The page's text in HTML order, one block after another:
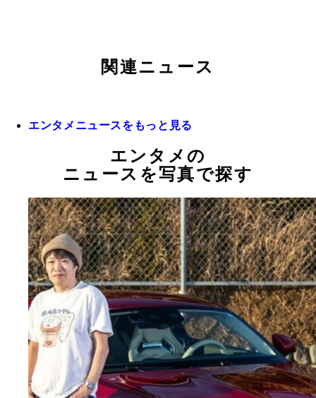
関連ニュース
エンタメニュースをもっと見る
エンタメの
ニュースを写真で探す